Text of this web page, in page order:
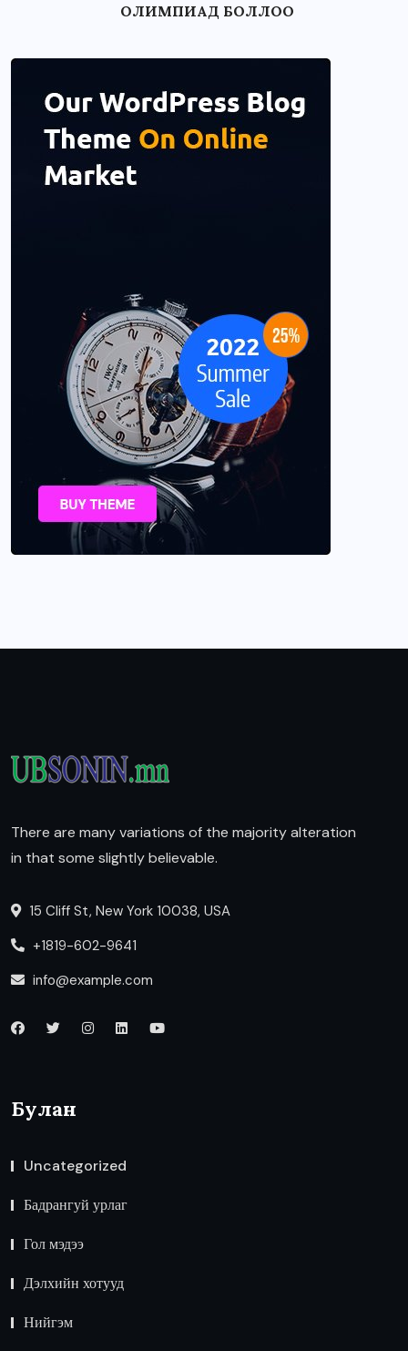
ОЛИМПИАД БОЛЛОО
There are many variations of the majority alteration
in that some slightly believable.
15 Cliff St, New York 10038, USA
+1819-602-9641
info@example.com
Булан
Uncategorized
Бадрангуй урлаг
Гол мэдээ
Дэлхийн хотууд
Нийгэм